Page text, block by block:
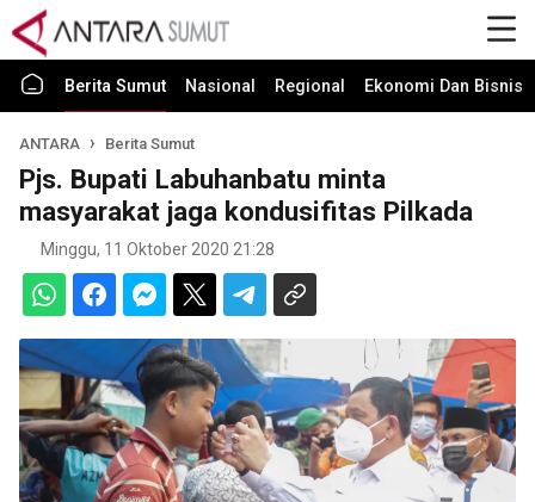
Berita Sumut Nasional Regional Ekonomi Dan Bisnis
ANTARA Berita Sumut
Pjs. Bupati Labuhanbatu minta
masyarakat jaga kondusifitas Pilkada
Minggu, 11 Oktober 2020 21:28